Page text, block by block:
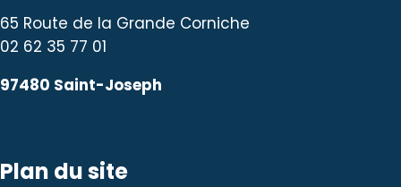
65 Route de la Grande Corniche
02 62 35 77 01
97480 Saint-Joseph
Plan du site